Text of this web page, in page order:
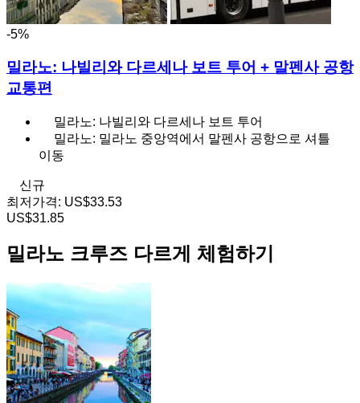
-5%
밀라노: 나빌리와 다르세나 보트 투어 + 말펜사 공항
교통편
밀라노: 나빌리와 다르세나 보트 투어
밀라노: 밀라노 중앙역에서 말펜사 공항으로 셔틀
이동
신규
최저가격: US$33.53
US$31.85
밀라노 크루즈 다르게 체험하기